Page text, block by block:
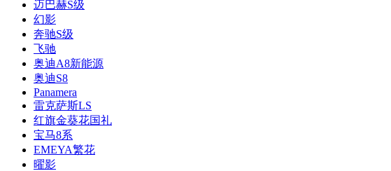
迈巴赫S级
幻影
奔驰S级
飞驰
奥迪A8新能源
奥迪S8
Panamera
雷克萨斯LS
红旗金葵花国礼
宝马8系
EMEYA繁花
曜影